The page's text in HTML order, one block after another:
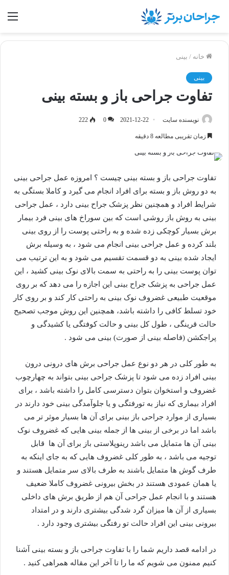
خانه / بینی
بینی
تفاوت جراحی باز و بسته بینی
نویسنده سایت 2021-12-22
0
222
زمان تقریبی مطالعه 8 دقیقه
تفاوت جراحی باز و بسته بینی چیست ؟ امروزه عمل جراحی بینی
به دو روش باز و بسته برای افراد انجام می گیرد و کاملا بستگی به
شرایط افراد و همچنین نظر پزشک جراح بینی دارد ، عمل جراحی
بینی به روش باز روشی است که بین سوراخ های بینی فرد بیمار
برش بسیار کوچکی زده شده و به راحتی پوست را از روی بینی
بلند کرده و عمل جراحی بینی انجام می شود ، به وسیله برش
ایجاد شده بینی به دو قسمت تقسیم می شود و به این ترتیب می
توان پوست بینی را به راحتی به سمت بالای نوک بینی کشید ، این
عمل جراحی به پزشک جراح بینی این اجازه را می دهد که بر روی
موقعیت طبیعی غضروف نوک بینی به راحتی کار کند و بر روی کار
خود تسلط کافی را داشته باشد، همچنین این روش موجب تصحیح
حالت قرینگی ، طول کل بینی و حالت کوفتگی یا کشیدگی و
پراجکشن (فاصله بینی از صورت) بینی می شود .
به طور کلی در هر دو نوع عمل جراحی برش های درونی درون
بینی افراد زده می شود تا پزشک جراحی بینی بتواند به چهارچوب
غضروف و استخوان بتوان دسترسی کامل را داشته باشد ، برای
افراد بیماری که نیاز به تورفتگی و یا جلوآمدگی بینی خود دارند در
بسیاری از موارد جراحی باز بینی برای آن ها بسیار موثر تر می
باشد اما در برخی از بینی ها از جمله بینی هایی که غضروف نوک
بینی آن ها متمایل می باشد رینوپلاستی باز برای آن ها قابل
توجیه می باشد ، به طور کلی غضروف هایی که به جای اینکه به
طرف گوش ها متمایل باشند به طرف بالای سر متمایل هستند و
یا همان عمودی هستند در بخش بیرونی غضروف کاملا ضعیف
هستند و با انجام عمل جراحی آن هم از طریق برش های داخلی
بسیاری از آن ها میزان گرد شدگی بیشتری دارند و در امتداد
بیرونی بینی این افراد حالت تو رفتگی بیشتری وجود دارد .
در ادامه قصد داریم شما را با تفاوت جراحی باز و بسته بینی آشنا
کنیم ممنون می شویم که ما را تا آخر این مقاله همراهی کنید .